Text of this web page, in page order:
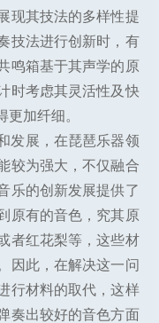
现其技法的多样性提
技法进行创新时，有
鸣箱基于其声学的原
时考虑其灵活性及快
加纤细。
发展，在琵琶乐器领
较为强大，不仅融合
乐的创新发展提供了
原有的音色，究其原
者红花梨等，这些材
因此，在解决这一问
行材料的取代，这样
奏出较好的音色方面